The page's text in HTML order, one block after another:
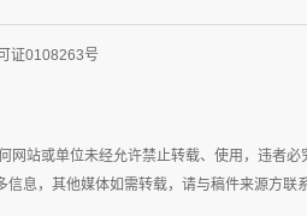
证0108263号
网站或单位未经允许禁止转载、使用，违者必
息，其他媒体如需转载，请与稿件来源方联